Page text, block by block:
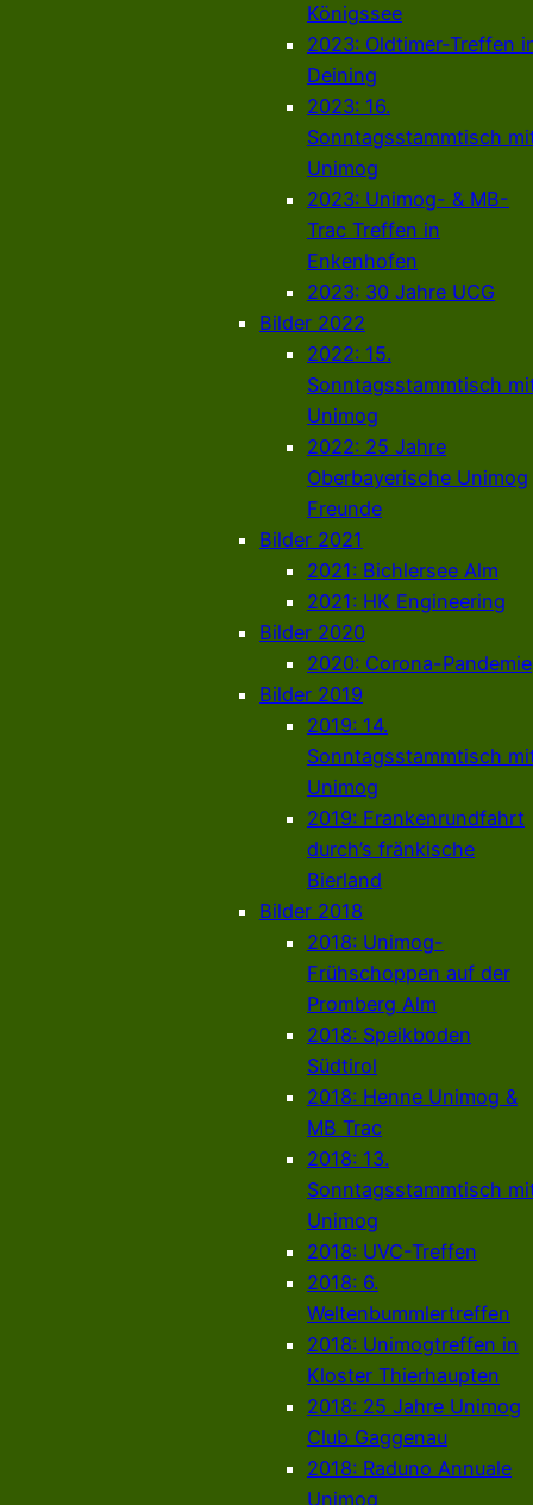
Königssee
2023: Oldtimer-Treffen
Deining
2023: 16.
Sonntagsstammtisch
Unimog
2023: Unimog- & MB-
Trac Treffen in
Enkenhofen
2023: 30 Jahre UCG
Bilder 2022
2022: 15.
Sonntagsstammtisch
Unimog
2022: 25 Jahre
Oberbayerische Unimog
Freunde
Bilder 2021
2021: Bichlersee Alm
2021: HK Engineering
Bilder 2020
2020: Corona-Pandemie
Bilder 2019
2019: 14.
Sonntagsstammtisch
Unimog
2019: Frankenrundfahrt
durch’s fränkische
Bierland
Bilder 2018
2018: Unimog-
Frühschoppen auf der
Promberg Alm
2018: Speikboden
Südtirol
2018: Henne Unimog &
MB Trac
2018: 13.
Sonntagsstammtisch
Unimog
2018: UVC-Treffen
2018: 6.
Weltenbummlertreffen
2018: Unimogtreffen in
Kloster Thierhaupten
2018: 25 Jahre Unimog
Club Gaggenau
2018: Raduno Annuale
Unimog